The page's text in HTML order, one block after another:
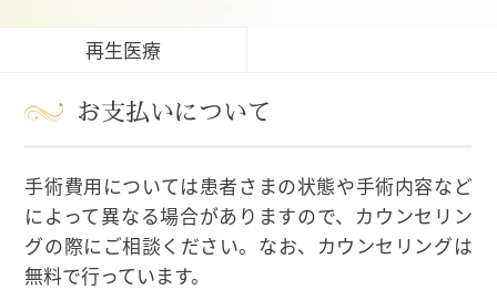
再生医療
お支払いについて
手術費用については患者さまの状態や手術内容など
によって異なる場合がありますので、カウンセリン
グの際にご相談ください。なお、カウンセリングは
無料で行っています。